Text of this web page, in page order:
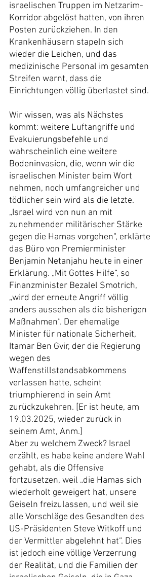
israelischen Truppen im Netzarim-
Korridor abgelöst hatten, von ihren
Posten zurückziehen. In den
Krankenhäusern stapeln sich
wieder die Leichen, und das
medizinische Personal im gesamten
Streifen warnt, dass die
Einrichtungen völlig überlastet sind.
Wir wissen, was als Nächstes
kommt: weitere Luftangriffe und
Evakuierungsbefehle und
wahrscheinlich eine weitere
Bodeninvasion, die, wenn wir die
israelischen Minister beim Wort
nehmen, noch umfangreicher und
tödlicher sein wird als die letzte.
„Israel wird von nun an mit
zunehmender militärischer Stärke
gegen die Hamas vorgehen“, erklärte
das Büro von Premierminister
Benjamin Netanjahu heute in einer
Erklärung. „Mit Gottes Hilfe“, so
Finanzminister Bezalel Smotrich,
„wird der erneute Angriff völlig
anders aussehen als die bisherigen
Maßnahmen“. Der ehemalige
Minister für nationale Sicherheit,
Itamar Ben Gvir, der die Regierung
wegen des
Waffenstillstandsabkommens
verlassen hatte, scheint
triumphierend in sein Amt
zurückzukehren. [Er ist heute, am
19.03.2025, wieder zurück in
seinem Amt, Anm.]
Aber zu welchem Zweck? Israel
erzählt, es habe keine andere Wahl
gehabt, als die Offensive
fortzusetzen, weil „die Hamas sich
wiederholt geweigert hat, unsere
Geiseln freizulassen, und weil sie
alle Vorschläge des Gesandten des
US-Präsidenten Steve Witkoff und
der Vermittler abgelehnt hat“. Dies
ist jedoch eine völlige Verzerrung
der Realität, und die Familien der